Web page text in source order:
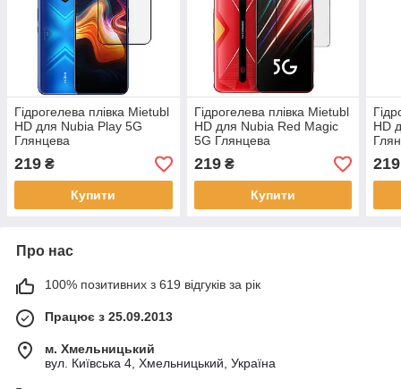
Гідрогелева плівка Mietubl
HD для Nubia Play 5G
Глянцева
219 ₴
Купити
Гідрогелева плівка Mietubl
HD для Nubia Red Magic
5G Глянцева
219₴
Купити
HD
219
Про нас
100% позитивних з 619 відгуків за рік
Працює з 25.09.2013
м. Хмельницький
вул. Київська 4, Хмельницький, Україна